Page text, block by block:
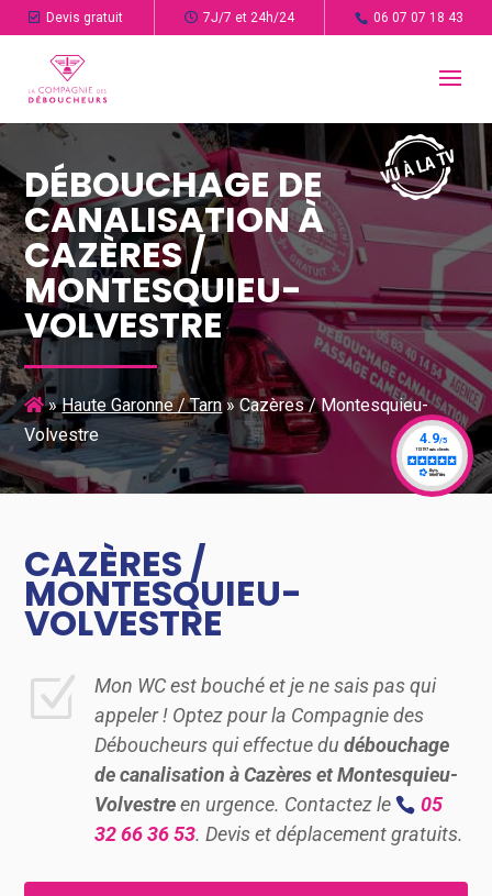
Devis gratuit 7J/7 et 24h/24 06 07 07 18 43
DÉBOUCHAGE DE
CANALISATION À
CAZÈRES /
MONTESQUIEU-
VOLVESTRE
»Haute Garonne / Tarn»Cazères / Montesquieu-
Volvestre
CAZÈRES /
MONTESQUIEU-
VOLVESTRE
Z
Mon WC est bouché et je ne sais pas qui
appeler ! Optez pour la Compagnie des
Déboucheurs qui effectue dudébouchage
de canalisation à Cazères et Montesquieu-
Volvestre en urgence. Contactez le
05
32 66 36 53. Devis et déplacement gratuits.